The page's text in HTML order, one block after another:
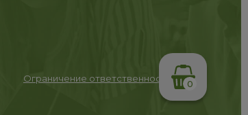
Ограничение ответственности 0